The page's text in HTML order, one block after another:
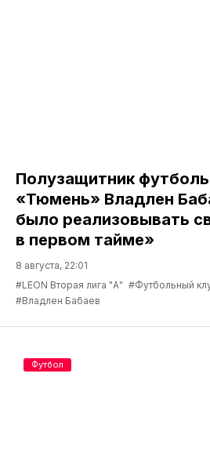
Полузащитник
«Тюмень» Владлен
было реализовывать
в первом тайме»
8 августа, 22:01
#LEON Вторая лига "А" #Футбольный
#Владлен Бабаев
Футбол